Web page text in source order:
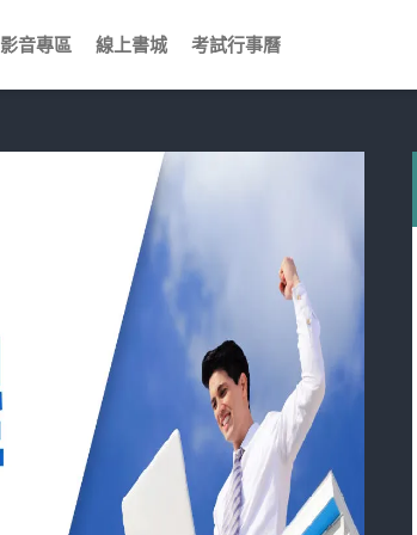
影音專區 線上書城 考試行事曆